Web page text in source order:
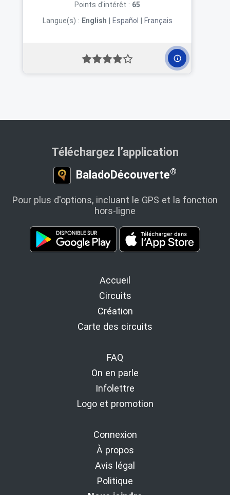
Points d'intérêt : 65
Langue(s) : English Español Français
Téléchargez l’application
BaladoDécouverte®
Pour plus d'options, incluant le GPS et la fonction
hors‑ligne
Accueil
Circuits
Création
Carte des circuits
FAQ
On en parle
Infolettre
Logo et promotion
Connexion
À propos
Avis légal
Politique